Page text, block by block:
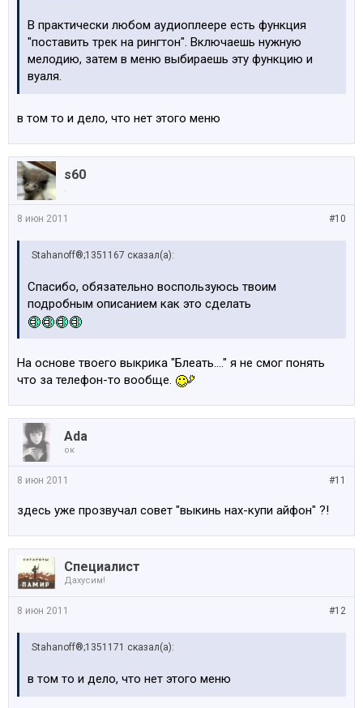
В практически любом аудиоплеере есть функция
"поставить трек на рингтон". Включаешь нужную
мелодию, затем в меню выбираешь эту функцию и
вуаля.
в том то и дело, что нет этого меню
s60
.
#10
8 июн 2011
Stahanoff®;1351167 сказал(а):
Спасибо, обязательно воспользуюсь твоим
подробным описанием как это сделать
На основе твоего выкрика "Блеать...." я не смог понять
что за телефон-то вообще.
Ada
ок
#11
8 июн 2011
здесь уже прозвучал совет "выкинь нах-купи айфон" ?!
Специалист
Дахусим!
#12
8 июн 2011
Stahanoff®;1351171 сказал(а):
в том то и дело, что нет этого меню